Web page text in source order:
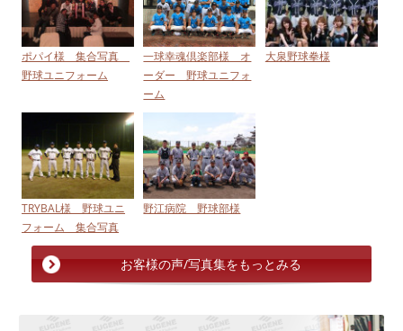
ポパイ様 集合写真
野球ユニフォーム
一球幸魂倶楽部様 オ
ーダー 野球ユニフォ
ーム
大泉野球拳様
TRYBAL様 野球ユニ
フォーム 集合写真
野江病院 野球部様
お客様の声/写真集をもっとみる